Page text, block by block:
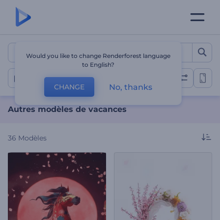
Autres modèles de
Autres fêtes
Autres modèles de vacances
36 Modèles
Would you like to change Renderforest language
to English?
CHANGE No, thanks